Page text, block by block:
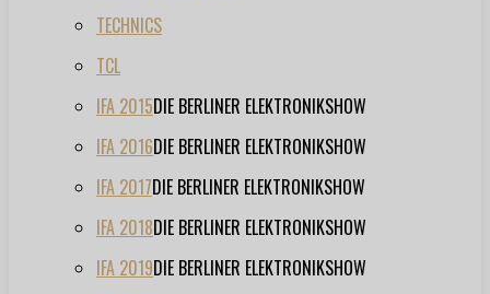
TECHNICS
TCL
IFA 2015DIE BERLINER ELEKTRONIKSHOW
IFA 2016DIE BERLINER ELEKTRONIKSHOW
IFA 2017DIE BERLINER ELEKTRONIKSHOW
IFA 2018DIE BERLINER ELEKTRONIKSHOW
IFA 2019DIE BERLINER ELEKTRONIKSHOW